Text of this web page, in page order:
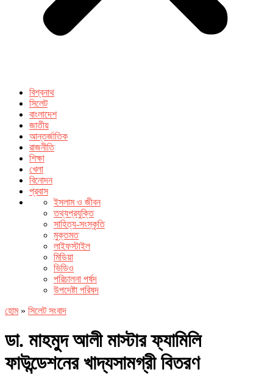
বিশ্বনাথ
সিলেট
বাংলাদেশ
জাতীয়
আন্তর্জাতিক
রাজনীতি
শিক্ষা
খেলা
বিনোদন
প্রবাস
ইসলাম ও জীবন
তথ্যপ্রযুক্তি
সাহিত্য-সংস্কৃতি
মুক্তমত
লাইফস্টাইল
মিডিয়া
ভিডিও
পরিচালনা পর্ষদ
উপদেষ্টা পরিষদ
হোম» সিলেট সংবাদ
ডা. মাহমুদ আলী মাস্টার ফ্যামিলি
ফাউন্ডেশনের খাদ্যসামগ্রী বিতরণ